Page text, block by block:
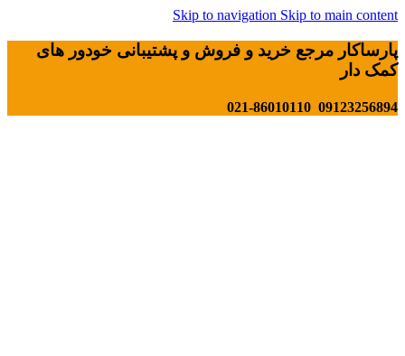
Skip to navigation Skip to main content
پارساکار مرجع خرید و فروش و پشتیبانی خودور های
کمک دار
09123256894 021-86010110